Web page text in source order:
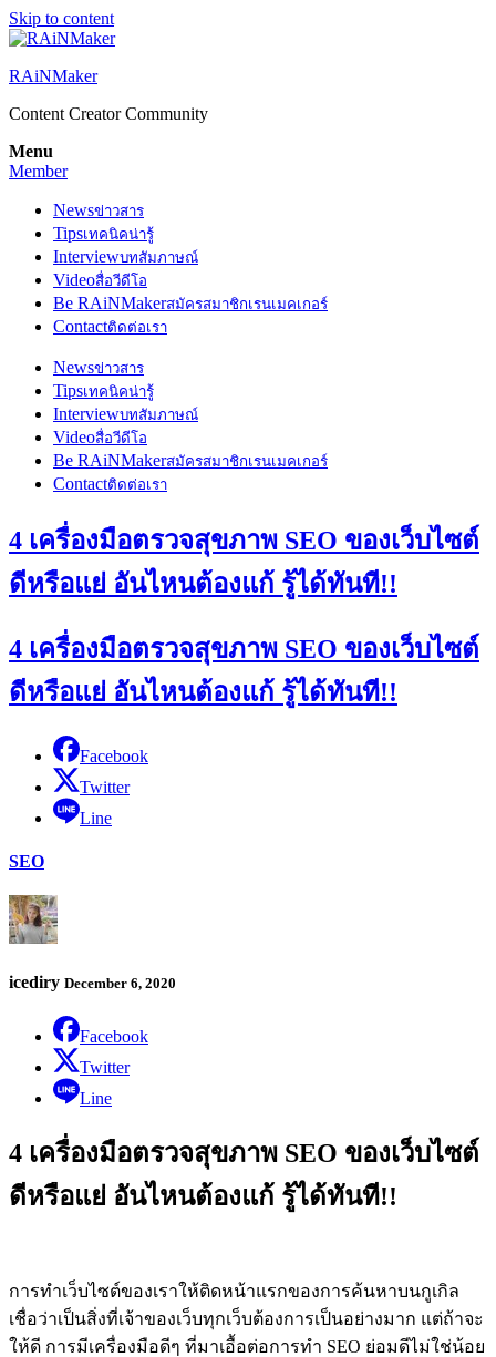
Skip to content
RAiNMaker
Content Creator Community
Menu
Member
Newsข่าวสาร
Tipsเทคนิคน่ารู้
Interviewบทสัมภาษณ์
Videoสื่อวีดีโอ
Be RAiNMakerสมัครสมาชิกเรนเมคเกอร์
Contactติดต่อเรา
Newsข่าวสาร
Tipsเทคนิคน่ารู้
Interviewบทสัมภาษณ์
Videoสื่อวีดีโอ
Be RAiNMakerสมัครสมาชิกเรนเมคเกอร์
Contactติดต่อเรา
4 เครื่องมือตรวจสุขภาพ SEO ของเว็บไซต์
ดีหรือแย่ อันไหนต้องแก้ รู้ได้ทันที!!
4 เครื่องมือตรวจสุขภาพ SEO ของเว็บไซต์
ดีหรือแย่ อันไหนต้องแก้ รู้ได้ทันที!!
Facebook
Twitter
Line
SEO
icediry December 6, 2020
Facebook
Twitter
Line
4 เครื่องมือตรวจสุขภาพ SEO ของเว็บไซต์
ดีหรือแย่ อันไหนต้องแก้ รู้ได้ทันที!!
การทำเว็บไซต์ของเราให้ติดหน้าแรกของการค้นหาบนกูเกิล
เชื่อว่าเป็นสิ่งที่เจ้าของเว็บทุกเว็บต้องการเป็นอย่างมาก แต่ถ้าจะ
ให้ดี การมีเครื่องมือดีๆ ที่มาเอื้อต่อการทำ SEO ย่อมดีไม่ใช่น้อย